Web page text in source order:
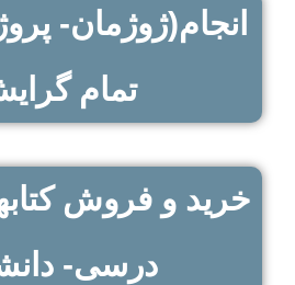
انجام(ژوژمان-
تمام
خرید و فروش
درسی-